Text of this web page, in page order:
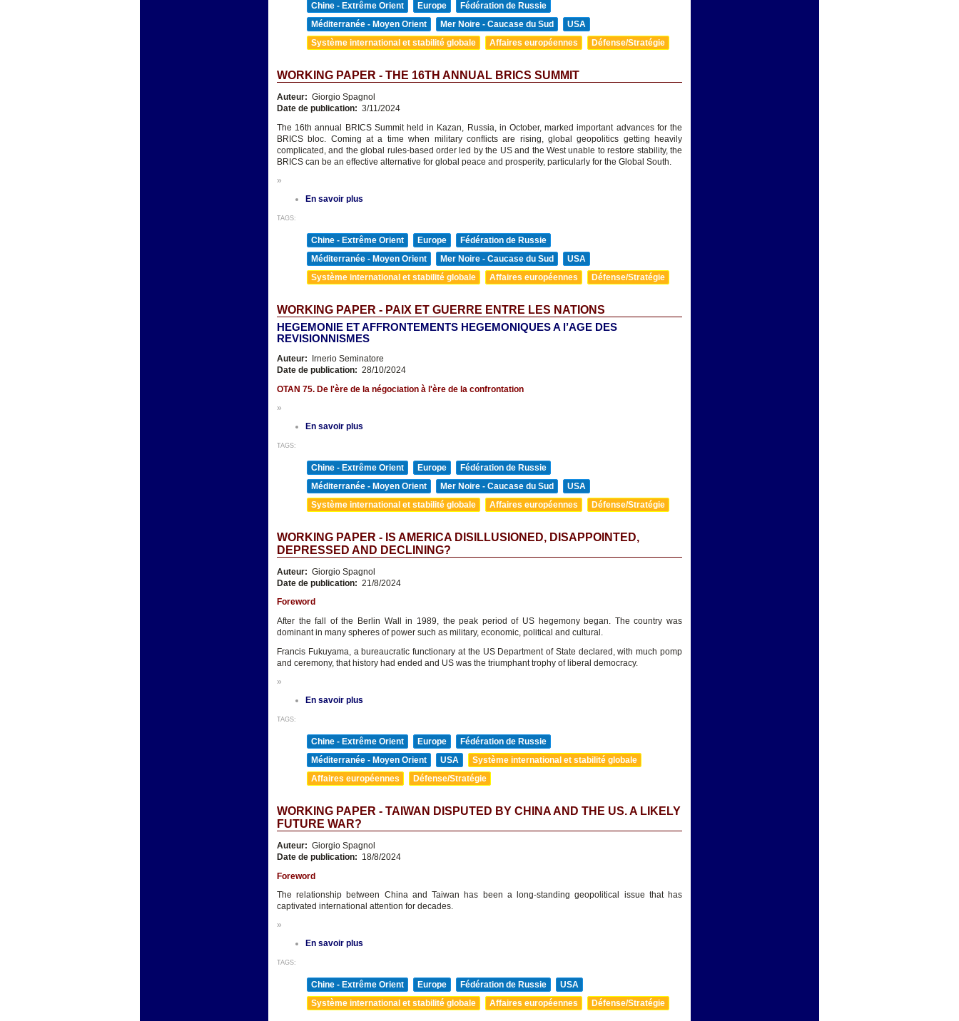
Chine - Extrême Orient Europe
Fédération de Russie
Méditerranée - Moyen Orient
Mer Noire - Caucase du Sud
USA
Système international et stabilité globale
Affaires européennes Défense/Stratégie
WORKING PAPER - THE 16TH ANNUAL BRICS SUMMIT
Auteur: Giorgio Spagnol
Date de publication: 3/11/2024
The 16th annual BRICS Summit held in Kazan, Russia, in October, marked important advances for the
BRICS bloc. Coming at a time when military conflicts are rising, global geopolitics getting heavily
complicated, and the global rules-based order led by the US and the West unable to restore stability, the
BRICS can be an effective alternative for global peace and prosperity, particularly for the Global South.
»
En savoir plus
TAGS:
Chine - Extrême Orient Europe
Fédération de Russie
Méditerranée - Moyen Orient
Mer Noire - Caucase du Sud
USA
Système international et stabilité globale
Affaires européennes Défense/Stratégie
WORKING PAPER - PAIX ET GUERRE ENTRE LES NATIONS
HEGEMONIE ET AFFRONTEMENTS HEGEMONIQUES A l’AGE DES
REVISIONNISMES
Auteur:
Irnerio Seminatore
Date de publication: 28/10/2024
OTAN 75. De l'ère de la négociation à l'ère de la confrontation
»
En savoir plus
TAGS:
Chine - Extrême Orient Europe
Fédération de Russie
Méditerranée - Moyen Orient
Mer Noire - Caucase du Sud
USA
Système international et stabilité globale
Affaires européennes Défense/Stratégie
WORKING PAPER - IS AMERICA DISILLUSIONED, DISAPPOINTED,
DEPRESSED AND DECLINING?
Auteur: Giorgio Spagnol
Date de publication: 21/8/2024
Foreword
After the fall of the Berlin Wall in 1989, the peak period of US hegemony began. The country was
dominant in many spheres of power such as military, economic, political and cultural.
Francis Fukuyama, a bureaucratic functionary at the US Department of State declared, with much pomp
and ceremony, that history had ended and US was the triumphant trophy of liberal democracy.
»
En savoir plus
TAGS:
Chine - Extrême Orient Europe
Fédération de Russie
Méditerranée - Moyen Orient
USA
Système international et stabilité globale
Affaires européennes
Défense/Stratégie
WORKING PAPER - TAIWAN DISPUTED BY CHINA AND THE US. A LIKELY
FUTURE WAR?
Auteur: Giorgio Spagnol
Date de publication: 18/8/2024
Foreword
The relationship between China and Taiwan has been a long-standing geopolitical issue that has
captivated international attention for decades.
»
En savoir plus
TAGS:
Chine - Extrême Orient Europe Fédération de Russie
USA
Système international et stabilité globale
Affaires européennes Défense/Stratégie